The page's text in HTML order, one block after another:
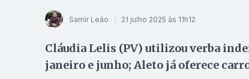
Samir Leão 21 julho 2025 às 11h12
Cláudia Lelis (PV) utilizou verba
janeiro e junho; Aleto já oferece